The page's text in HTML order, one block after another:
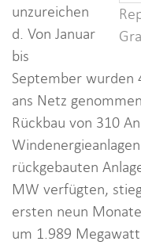
unzureichen
d. Von Januar
bis
September wurden
ans Netz
Rückbau von 310
rückgebauten
MW verfügten,
ersten neun
um 1.989